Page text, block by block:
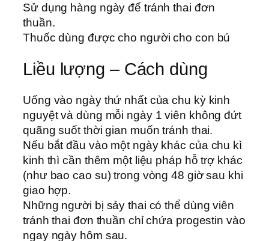
Sử dụng hàng ngày để tránh thai đơn
thuần.
Thuốc dùng được cho người cho con bú
Liều lượng – Cách dùng
Uống vào ngày thứ nhất của chu kỳ kinh
nguyệt và dùng mỗi ngày 1 viên không đứt
quãng suốt thời gian muốn tránh thai.
Nếu bắt đầu vào một ngày khác của chu kì
kinh thì cần thêm một liệu pháp hỗ trợ khác
(như bao cao su) trong vòng 48 giờ sau khi
giao hợp.
Những người bị sảy thai có thể dùng viên
tránh thai đơn thuần chỉ chứa progestin vào
ngay ngày hôm sau.